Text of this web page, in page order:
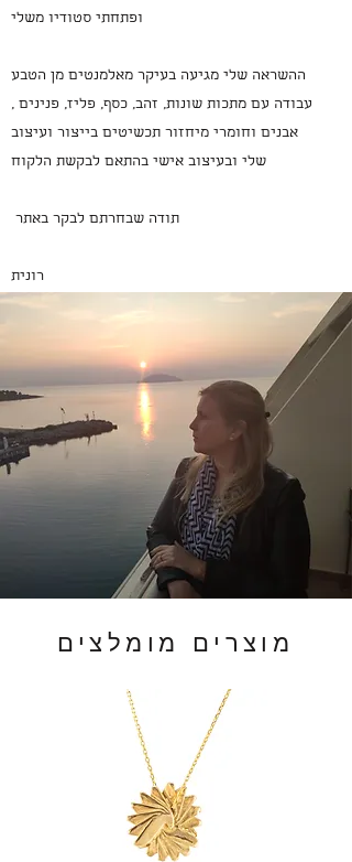
ופתחתי סטודיו משלי
ההשראה שלי מגיעה בעיקר מאלמנטים מן הטבע
עבודה עם מתכות שונות, זהב, כסף, פליז, פנינים ,
אבנים וחומרי מיחזור תכשיטים בייצור ועיצוב
שלי ובעיצוב אישי בהתאם לבקשת הלקוח
תודה שבחרתם לבקר באתר
רונית
מוצרים מומלצים